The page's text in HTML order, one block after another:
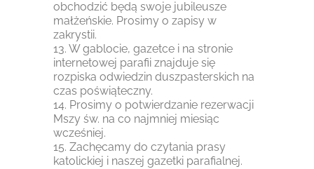
obchodzić będą swoje jubileusze
małżeńskie. Prosimy o zapisy w
zakrystii.
13. W gablocie, gazetce i na stronie
internetowej parafii znajduje się
rozpiska odwiedzin duszpasterskich na
czas poświąteczny.
14. Prosimy o potwierdzanie rezerwacji
Mszy św. na co najmniej miesiąc
wcześniej.
15. Zachęcamy do czytania prasy
katolickiej i naszej gazetki parafialnej.